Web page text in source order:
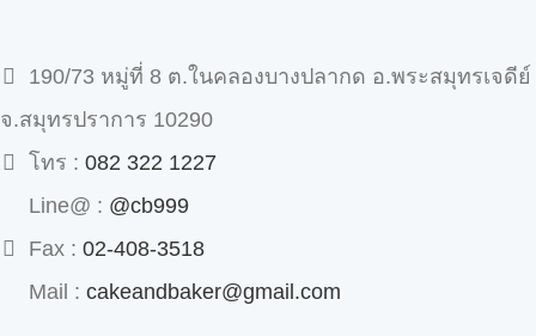
190/73 หมู่ที่ 8 ต.ในคลองบางปลากด อ.พระสมุทรเจดีย์
จ.สมุทรปราการ 10290
โทร : 082 322 1227
Line@ : @cb999
Fax : 02-408-3518
Mail : cakeandbaker@gmail.com